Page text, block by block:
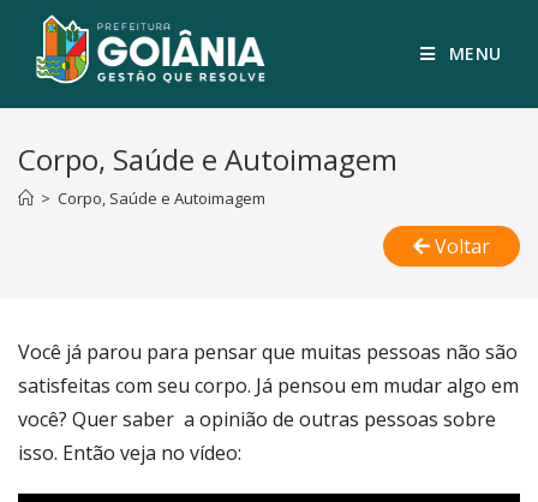
MENU
Corpo, Saúde e Autoimagem
> Corpo, Saúde e Autoimagem
Voltar
Você já parou para pensar que muitas pessoas não são
satisfeitas com seu corpo. Já pensou em mudar algo em
você? Quer saber a opinião de outras pessoas sobre
isso. Então veja no vídeo: